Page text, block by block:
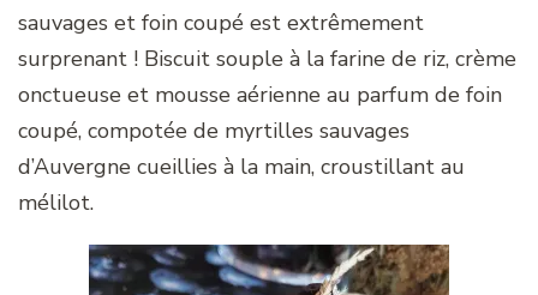
sauvages et foin coupé est extrêmement
surprenant ! Biscuit souple à la farine de riz, crème
onctueuse et mousse aérienne au parfum de foin
coupé, compotée de myrtilles sauvages
d’Auvergne cueillies à la main, croustillant au
mélilot.